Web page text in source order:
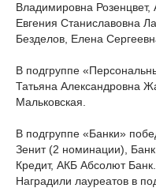
Владимировна
Евгения Станиславовна
Безделов, Елена
В подгруппе
Татьяна Александровна
Мальковская.
В подгруппе «Банки»
Зенит (2 номинации),
Кредит, АКБ Абсолют Банк.
Наградили лауреатов в